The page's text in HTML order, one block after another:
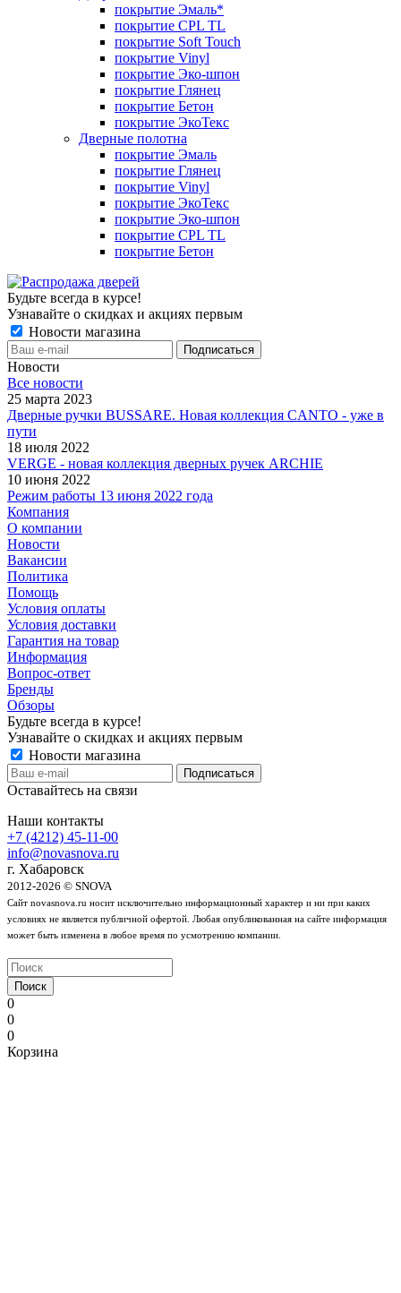
покрытие Эмаль*
покрытие CPL TL
покрытие Soft Touch
покрытие Vinyl
покрытие Эко-шпон
покрытие Глянец
покрытие Бетон
покрытие ЭкоТекс
Дверные полотна
покрытие Эмаль
покрытие Глянец
покрытие Vinyl
покрытие ЭкоТекс
покрытие Эко-шпон
покрытие CPL TL
покрытие Бетон
Будьте всегда в курсе!
Узнавайте о скидках и акциях первым
Новости магазина
Новости
Все новости
25 марта 2023
Дверные ручки BUSSARE. Новая коллекция CANTO - уже в
пути
18 июля 2022
VERGE - новая коллекция дверных ручек ARCHIE
10 июня 2022
Режим работы 13 июня 2022 года
Компания
О компании
Новости
Вакансии
Политика
Помощь
Условия оплаты
Условия доставки
Гарантия на товар
Информация
Вопрос-ответ
Бренды
Обзоры
Будьте всегда в курсе!
Узнавайте о скидках и акциях первым
Новости магазина
Оставайтесь на связи
Наши контакты
+7 (4212) 45-11-00
info@novasnova.ru
г. Хабаровск
2012-2026 © SNOVA
Сайт novasnova.ru носит исключительно информационный характер и ни при каких
условиях не является публичной офертой. Любая опубликованная на сайте информация
может быть изменена в любое время по усмотрению компании.
Поиск
0
0
0
Корзина